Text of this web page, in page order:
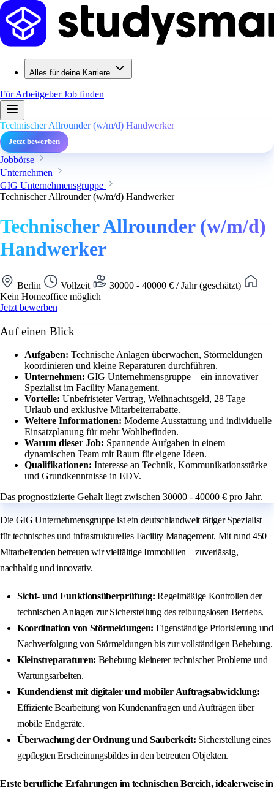
Alles für deine Karriere
Für ArbeitgeberJob finden
Technischer Allrounder (w/m/d) Handwerker
Jetzt bewerben
Jobbörse
Unternehmen
GIG Unternehmensgruppe
Technischer Allrounder (w/m/d) Handwerker
Technischer Allrounder (w/m/d)
Handwerker
Berlin Vollzeit
30000 - 40000 € / Jahr (geschätzt)
Kein Homeoffice möglich
Jetzt bewerben
Auf einen Blick
Aufgaben: Technische Anlagen überwachen, Störmeldungen
koordinieren und kleine Reparaturen durchführen.
Unternehmen: GIG Unternehmensgruppe – ein innovativer
Spezialist im Facility Management.
Vorteile: Unbefristeter Vertrag, Weihnachtsgeld, 28 Tage
Urlaub und exklusive Mitarbeiterrabatte.
Weitere Informationen: Moderne Ausstattung und individuelle
Einsatzplanung für mehr Wohlbefinden.
Warum dieser Job: Spannende Aufgaben in einem
dynamischen Team mit Raum für eigene Ideen.
Qualifikationen: Interesse an Technik, Kommunikationsstärke
und Grundkenntnisse in EDV.
Das prognostizierte Gehalt liegt zwischen 30000 - 40000 € pro Jahr.
Die GIG Unternehmensgruppe ist ein deutschlandweit tätiger Spezialist
für technisches und infrastrukturelles Facility Management. Mit rund 450
Mitarbeitenden betreuen wir vielfältige Immobilien – zuverlässig,
nachhaltig und innovativ.
Sicht- und Funktionsüberprüfung: Regelmäßige Kontrollen der
technischen Anlagen zur Sicherstellung des reibungslosen Betriebs.
Koordination von Störmeldungen: Eigenständige Priorisierung und
Nachverfolgung von Störmeldungen bis zur vollständigen Behebung.
Kleinstreparaturen: Behebung kleinerer technischer Probleme und
Wartungsarbeiten.
Kundendienst mit digitaler und mobiler Auftragsabwicklung:
Effiziente Bearbeitung von Kundenanfragen und Aufträgen über
mobile Endgeräte.
Überwachung der Ordnung und Sauberkeit: Sicherstellung eines
gepflegten Erscheinungsbildes in den betreuten Objekten.
Erste berufliche Erfahrungen im technischen Bereich, idealerweise in